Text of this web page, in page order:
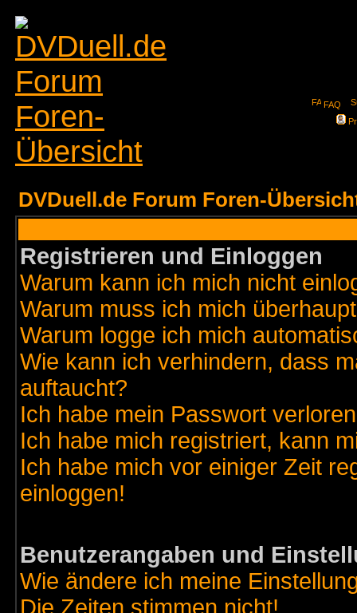
FAQ
DVDuell.de Forum Foren-
Registrieren und Einloggen
Warum kann ich mich nicht
Warum muss ich mich
Warum logge ich mich
Wie kann ich verhindern, dass
auftaucht?
Ich habe mein Passwort
Ich habe mich registriert, kann
Ich habe mich vor einiger Zeit
einloggen!
Benutzerangaben und
Wie ändere ich meine
Die Zeiten stimmen nicht!